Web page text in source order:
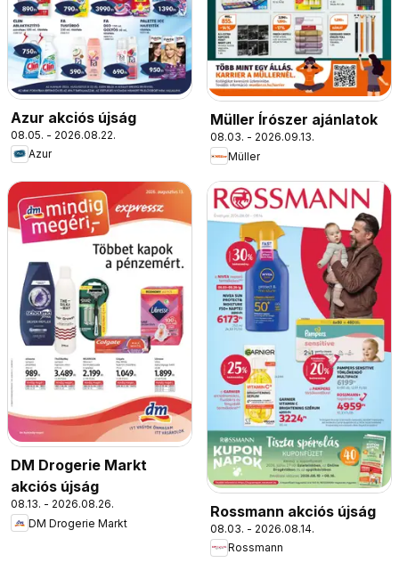
Azur akciós újság
08.05. - 2026.08.22.
Azur
Müller Írószer ajánlatok
08.03. - 2026.09.13.
Müller
DM Drogerie Markt
akciós újság
08.13. - 2026.08.26.
DM Drogerie Markt
Rossmann akciós újság
08.03. - 2026.08.14.
Rossmann